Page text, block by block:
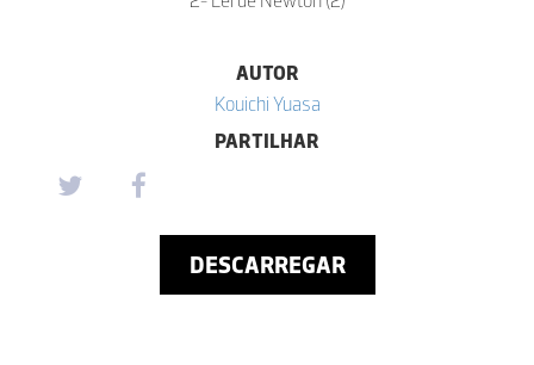
AUTOR
Kouichi Yuasa
PARTILHAR
DESCARREGAR